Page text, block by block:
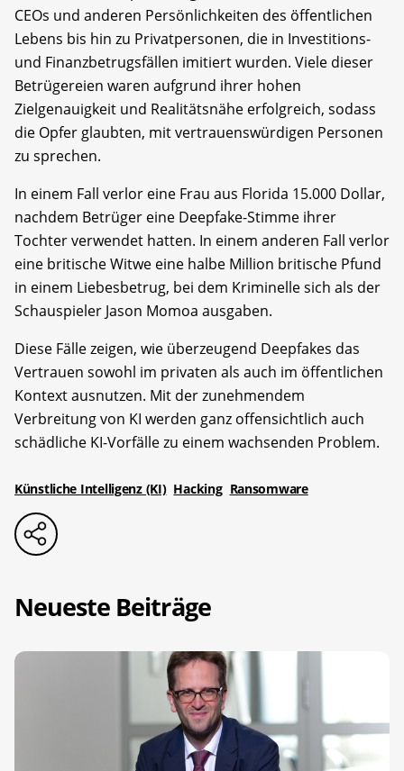
CEOs und anderen Persönlichkeiten des öffentlichen
Lebens bis hin zu Privatpersonen, die in Investitions-
und Finanzbetrugsfällen imitiert wurden. Viele dieser
Betrügereien waren aufgrund ihrer hohen
Zielgenauigkeit und Realitätsnähe erfolgreich, sodass
die Opfer glaubten, mit vertrauenswürdigen Personen
zu sprechen.
In einem Fall verlor eine Frau aus Florida 15.000 Dollar,
nachdem Betrüger eine Deepfake-Stimme ihrer
Tochter verwendet hatten. In einem anderen Fall verlor
eine britische Witwe eine halbe Million britische Pfund
in einem Liebesbetrug, bei dem Kriminelle sich als der
Schauspieler Jason Momoa ausgaben.
Diese Fälle zeigen, wie überzeugend Deepfakes das
Vertrauen sowohl im privaten als auch im öffentlichen
Kontext ausnutzen. Mit der zunehmendem
Verbreitung von KI werden ganz offensichtlich auch
schädliche KI-Vorfälle zu einem wachsenden Problem.
Künstliche Intelligenz (KI) Hacking Ransomware
Neueste Beiträge